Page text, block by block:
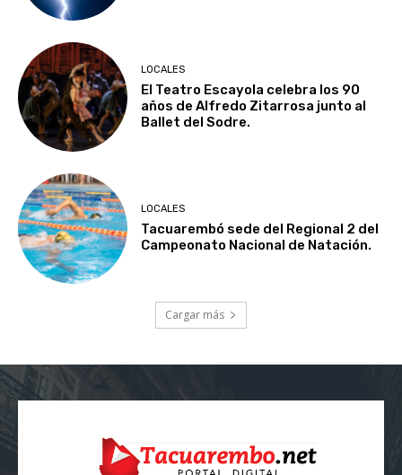
LOCALES
El Teatro Escayola celebra los 90
años de Alfredo Zitarrosa junto al
Ballet del Sodre.
LOCALES
Tacuarembó sede del Regional 2 del
Campeonato Nacional de Natación.
Cargar más